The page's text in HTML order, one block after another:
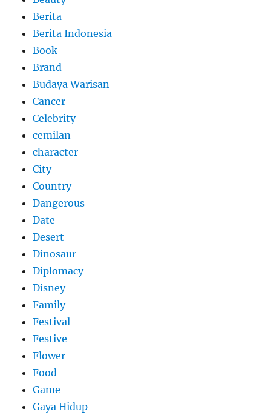
Berita
Berita Indonesia
Book
Brand
Budaya Warisan
Cancer
Celebrity
cemilan
character
City
Country
Dangerous
Date
Desert
Dinosaur
Diplomacy
Disney
Family
Festival
Festive
Flower
Food
Game
Gaya Hidup